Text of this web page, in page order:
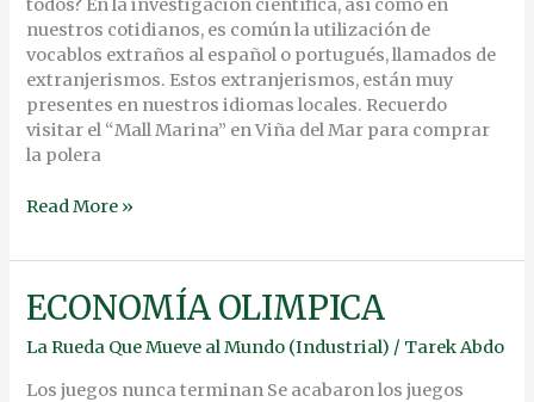
todos? En la investigación científica, así como en
nuestros cotidianos, es común la utilización de
vocablos extraños al español o portugués, llamados de
extranjerismos. Estos extranjerismos, están muy
presentes en nuestros idiomas locales. Recuerdo
visitar el “Mall Marina” en Viña del Mar para comprar
la polera
Read More »
ECONOMÍA OLIMPICA
La Rueda Que Mueve al Mundo (Industrial) / Tarek Abdo
Los juegos nunca terminan Se acabaron los juegos
ECONOMÍA
OLIMPICA